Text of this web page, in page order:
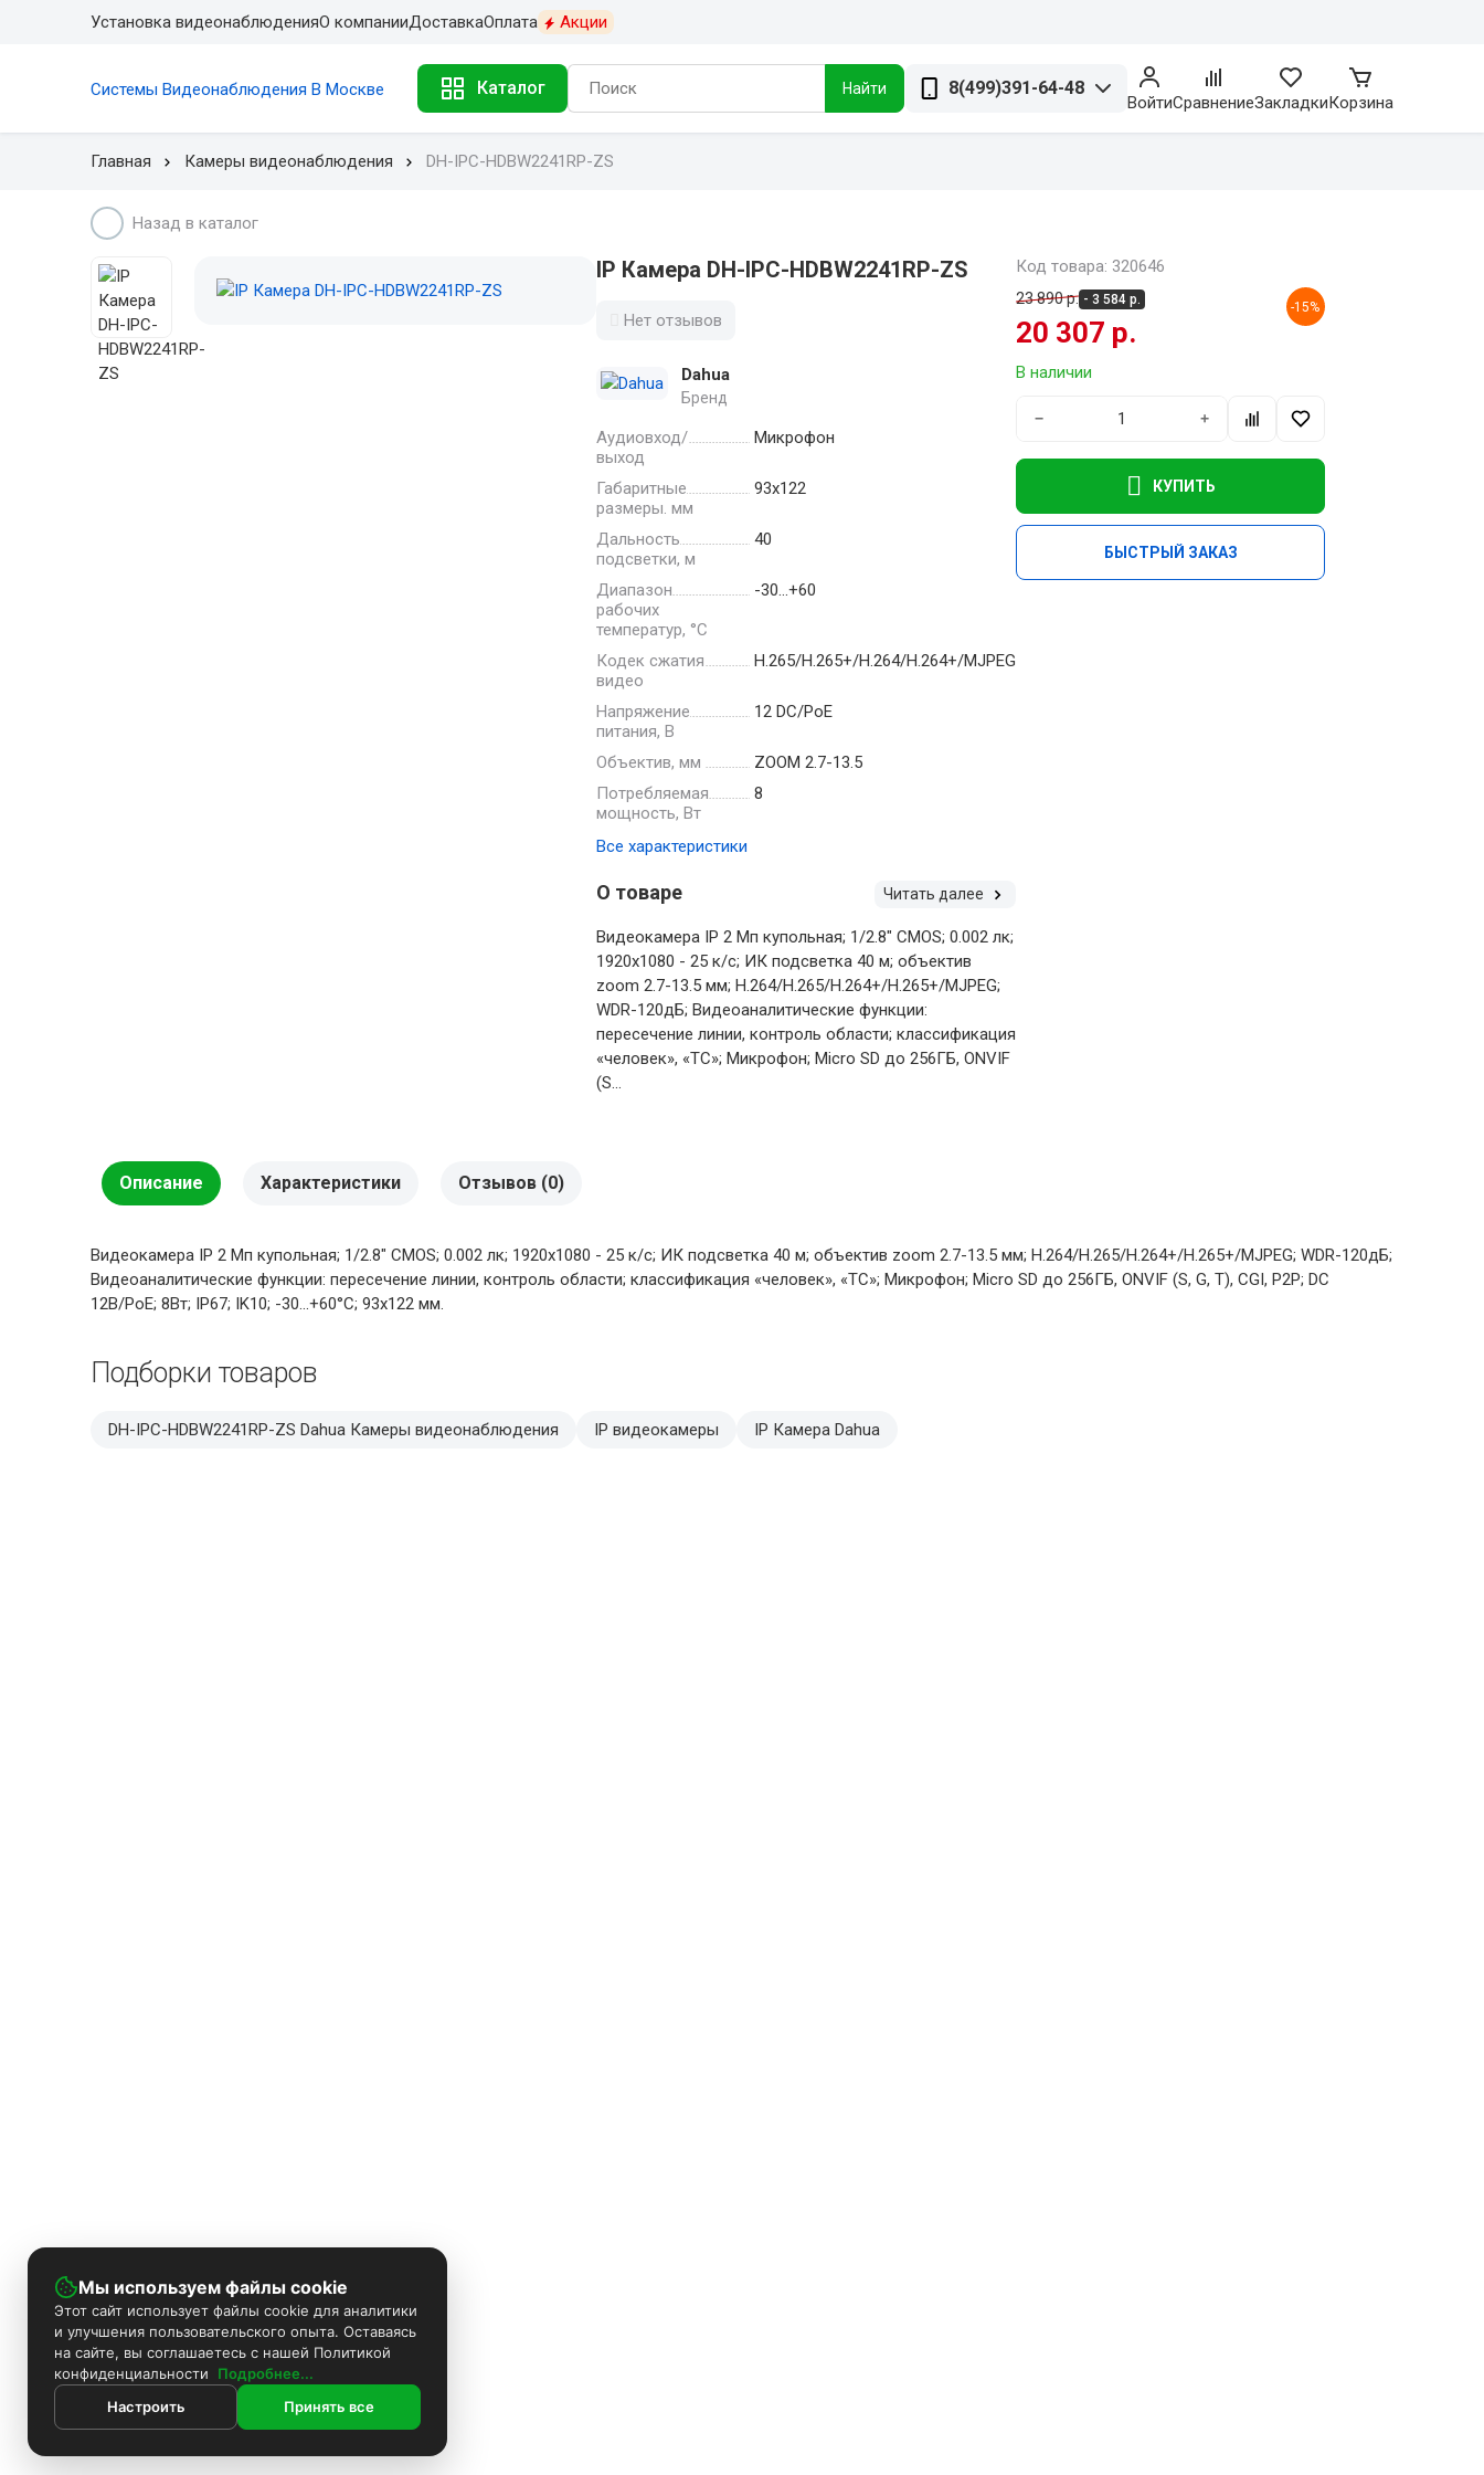
Установка видеонаблюденияО компанииДоставкаОплата Акции
Системы Видеонаблюдения В Москве Каталог Найти 8(499)391-64-48
ВойтиСравнениеЗакладкиКорзина
Главная Камеры видеонаблюдения DH-IPC-HDBW2241RP-ZS
Назад в каталог
IP Камера DH-IPC-HDBW2241RP-ZS
Нет отзывов
Dahua
Бренд
Аудиовход/
выход
Микрофон
Габаритные
размеры. мм
93х122
Дальность
подсветки, м
40
Диапазон
рабочих
температур, °С
-30…+60
Кодек сжатия
видео
H.265/H.265+/H.264/H.264+/MJPEG
Напряжение
питания, В
12 DC/PoE
Объектив, мм
ZOOM 2.7-13.5
Потребляемая
мощность, Вт
8
Все характеристики
О товаре Читать далее
Видеокамера IP 2 Мп купольная; 1/2.8" CMOS; 0.002 лк;
1920х1080 - 25 к/с; ИК подсветка 40 м; объектив
zoom 2.7-13.5 мм; H.264/H.265/H.264+/H.265+/MJPEG;
WDR-120дБ; Видеоаналитические функции:
пересечение линии, контроль области; классификация
«человек», «ТС»; Микрофон; Micro SD до 256ГБ, ONVIF
(S...
Код товара: 320646
23 890 р. - 3 584 р.
20 307 р.
-15%
В наличии
− +
КУПИТЬ
БЫСТРЫЙ ЗАКАЗ
Описание Характеристики Отзывов (0)
Видеокамера IP 2 Мп купольная; 1/2.8" CMOS; 0.002 лк; 1920х1080 - 25 к/с; ИК подсветка 40 м; объектив zoom 2.7-13.5 мм; H.264/H.265/H.264+/H.265+/MJPEG; WDR-120дБ;
Видеоаналитические функции: пересечение линии, контроль области; классификация «человек», «ТС»; Микрофон; Micro SD до 256ГБ, ONVIF (S, G, T), CGI, P2P; DC
12В/PoE; 8Вт; IP67; IK10; -30...+60°C; 93х122 мм.
Подборки товаров
DH-IPC-HDBW2241RP-ZS Dahua Камеры видеонаблюдения IP видеокамеры IP Камера Dahua
Мы используем файлы cookie
Этот сайт использует файлы cookie для аналитики
и улучшения пользовательского опыта. Оставаясь
на сайте, вы соглашаетесь с нашей Политикой
конфиденциальности
Подробнее...
Настроить
Принять все